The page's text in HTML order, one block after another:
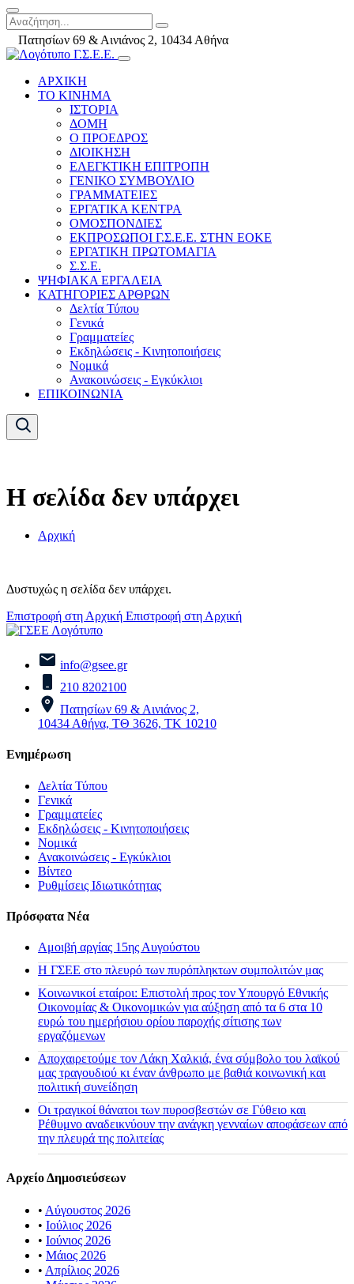
Πατησίων 69 & Αινιάνος 2, 10434 Αθήνα
ΑΡΧΙΚΗ
ΤΟ ΚΙΝΗΜΑ
ΙΣΤΟΡΙΑ
ΔΟΜΗ
Ο ΠΡΟΕΔΡΟΣ
ΔΙΟΙΚΗΣΗ
ΕΛΕΓΚΤΙΚΗ ΕΠΙΤΡΟΠΗ
ΓΕΝΙΚΟ ΣΥΜΒΟΥΛΙΟ
ΓΡΑΜΜΑΤΕΙΕΣ
ΕΡΓΑΤΙΚΑ ΚΕΝΤΡΑ
ΟΜΟΣΠΟΝΔΙΕΣ
ΕΚΠΡΟΣΩΠΟΙ Γ.Σ.Ε.Ε. ΣΤΗΝ ΕΟΚΕ
ΕΡΓΑΤΙΚΗ ΠΡΩΤΟΜΑΓΙΑ
Σ.Σ.Ε.
ΨΗΦΙΑΚΑ ΕΡΓΑΛΕΙΑ
ΚΑΤΗΓΟΡΙΕΣ ΑΡΘΡΩΝ
Δελτία Τύπου
Γενικά
Γραμματείες
Εκδηλώσεις - Κινητοποιήσεις
Νομικά
Ανακοινώσεις - Εγκύκλιοι
ΕΠΙΚΟΙΝΩΝΙΑ
Η σελίδα δεν υπάρχει
Αρχική
Δυστυχώς η σελίδα δεν υπάρχει.
Επιστροφή στη Αρχική Επιστροφή στη Αρχική
info@gsee.gr
210 8202100
Πατησίων 69 & Αινιάνος 2,
10434 Αθήνα, ΤΘ 3626, ΤΚ 10210
Ενημέρωση
Δελτία Τύπου
Γενικά
Γραμματείες
Εκδηλώσεις - Κινητοποιήσεις
Νομικά
Ανακοινώσεις - Εγκύκλιοι
Βίντεο
Ρυθμίσεις Ιδιωτικότητας
Πρόσφατα Νέα
Αμοιβή αργίας 15ης Αυγούστου
H ΓΣΕΕ στο πλευρό των πυρόπληκτων συμπολιτών μας
Κοινωνικοί εταίροι: Επιστολή προς τον Υπουργό Εθνικής
Οικονομίας & Οικονομικών για αύξηση από τα 6 στα 10
ευρώ του ημερήσιου ορίου παροχής σίτισης των
εργαζόμενων
Αποχαιρετούμε τον Λάκη Χαλκιά, ένα σύμβολο του λαϊκού
μας τραγουδιού κι έναν άνθρωπο με βαθιά κοινωνική και
πολιτική συνείδηση
Οι τραγικοί θάνατοι των πυροσβεστών σε Γύθειο και
Ρέθυμνο αναδεικνύουν την ανάγκη γενναίων αποφάσεων από
την πλευρά της πολιτείας
Αρχείο Δημοσιεύσεων
• Αύγουστος 2026
• Ιούλιος 2026
• Ιούνιος 2026
• Μάιος 2026
• Απρίλιος 2026